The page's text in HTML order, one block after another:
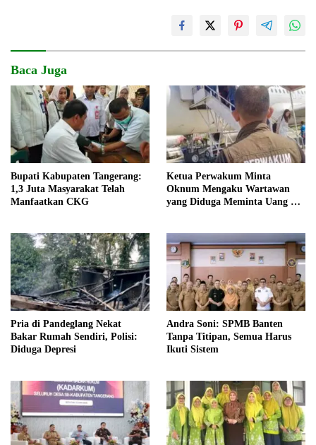
Baca Juga
Bupati Kabupaten Tangerang:
1,3 Juta Masyarakat Telah
Manfaatkan CKG
Ketua Perwakum Minta
Oknum Mengaku Wartawan
yang Diduga Meminta Uang di
Pria di Pandeglang Nekat
Bakar Rumah Sendiri, Polisi:
Diduga Depresi
Andra Soni: SPMB Banten
Tanpa Titipan, Semua Harus
Ikuti Sistem